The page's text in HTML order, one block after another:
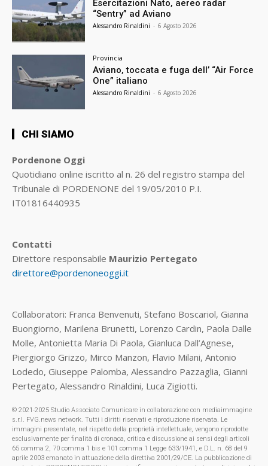
Esercitazioni Nato, aereo radar
“Sentry” ad Aviano
Alessandro Rinaldini - 6 Agosto 2026
Provincia
Aviano, toccata e fuga dell’ “Air Force
One” italiano
Alessandro Rinaldini - 6 Agosto 2026
CHI SIAMO
Pordenone Oggi
Quotidiano online iscritto al n. 26 del registro stampa del
Tribunale di PORDENONE del 19/05/2010 P.I.
IT01816440935
Contatti
Direttore responsabile Maurizio Pertegato
direttore@pordenoneoggi.it
Collaboratori: Franca Benvenuti, Stefano Boscariol, Gianna
Buongiorno, Marilena Brunetti, Lorenzo Cardin, Paola Dalle
Molle, Antonietta Maria Di Paola, Gianluca Dall’Agnese,
Piergiorgo Grizzo, Mirco Manzon, Flavio Milani, Antonio
Lodedo, Giuseppe Palomba, Alessandro Pazzaglia, Gianni
Pertegato, Alessandro Rinaldini, Luca Zigiotti.
© 2021-2025 Studio Associato Comunicare in collaborazione con mediaimmagine
s.r.l. FVG.news network. Tutti i diritti riservati e riproduzione riservata. Le
immagini presentate, nel rispetto della proprietà intellettuale, vengono riprodotte
esclusivamente per finalità di cronaca, critica e discussione ai sensi degli articoli
65 comma 2, 70 comma 1 bis e 101 comma 1 Legge 633/1941, e D.L. n. 68 del 9
aprile 2003 emanato in attuazione della direttiva 2001/29/CE. La pubblicazione di